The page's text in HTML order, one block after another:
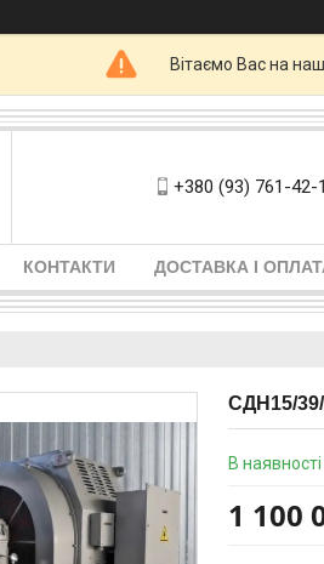
Вітаємо Вас на
+380 (93) 761-42-
КОНТАКТИ ДОСТАВКА І
СДН15/39/
В наявності
1 100